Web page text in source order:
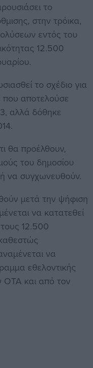
το
στην τρόικα,
εντός του
12.500
το σχέδιο για
αποτελούσε
αλλά δόθηκε
θα προέλθουν,
του δημοσίου
να συγχωνευθούν.
μετά την ψήφιση
να κατατεθεί
12.500
να
εθελοντικής
ΟΤΑ και από τον